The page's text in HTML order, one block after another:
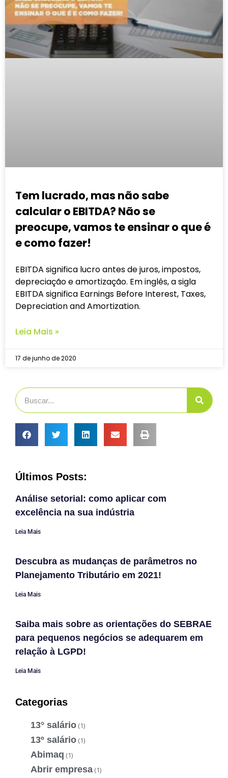
Tem lucrado, mas não sabe
calcular o EBITDA? Não se
preocupe, vamos te ensinar o que é
e como fazer!
EBITDA significa lucro antes de juros, impostos,
depreciação e amortização. Em inglês, a sigla
EBITDA significa Earnings Before Interest, Taxes,
Depreciation and Amortization.
Leia Mais »
17 de junho de 2020
Últimos Posts:
Análise setorial: como aplicar com
excelência na sua indústria
Leia Mais
Descubra as mudanças de parâmetros no
Planejamento Tributário em 2021!
Leia Mais
Saiba mais sobre as orientações do SEBRAE
para pequenos negócios se adequarem em
relação à LGPD!
Leia Mais
Categorias
13° salário (1)
13º salário (1)
Abimaq (1)
Abrir empresa (1)